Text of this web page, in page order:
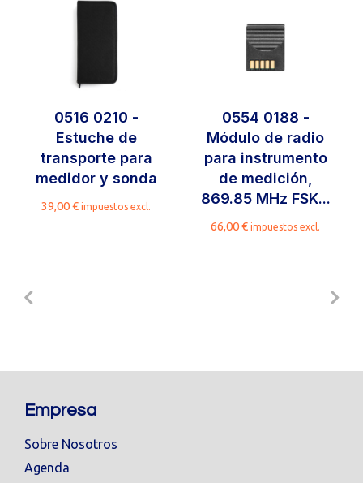
0516 0210 -
Estuche de
transporte para
medidor y sonda
39,00€ impuestos excl.
0554 0188 -
Módulo de radio
para instrumento
de medición,
869.85 MHz FSK...
66,00€ impuestos excl.
Empresa
Sobre Nosotros
Agenda